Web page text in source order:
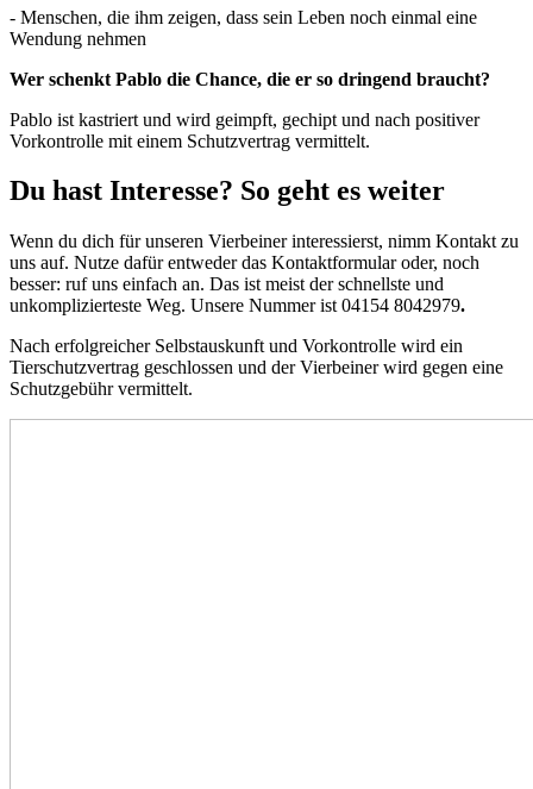
- Menschen, die ihm zeigen, dass sein Leben noch einmal eine
Wendung nehmen
Wer schenkt Pablo die Chance, die er so dringend braucht?
Pablo ist kastriert und wird geimpft, gechipt und nach positiver
Vorkontrolle mit einem Schutzvertrag vermittelt.
Du hast Interesse? So geht es weiter
Wenn du dich für unseren Vierbeiner interessierst, nimm Kontakt zu
uns auf. Nutze dafür entweder das Kontaktformular oder, noch
besser: ruf uns einfach an. Das ist meist der schnellste und
unkomplizierteste Weg. Unsere Nummer ist 04154 8042979.
Nach erfolgreicher Selbstauskunft und Vorkontrolle wird ein
Tierschutzvertrag geschlossen und der Vierbeiner wird gegen eine
Schutzgebühr vermittelt.